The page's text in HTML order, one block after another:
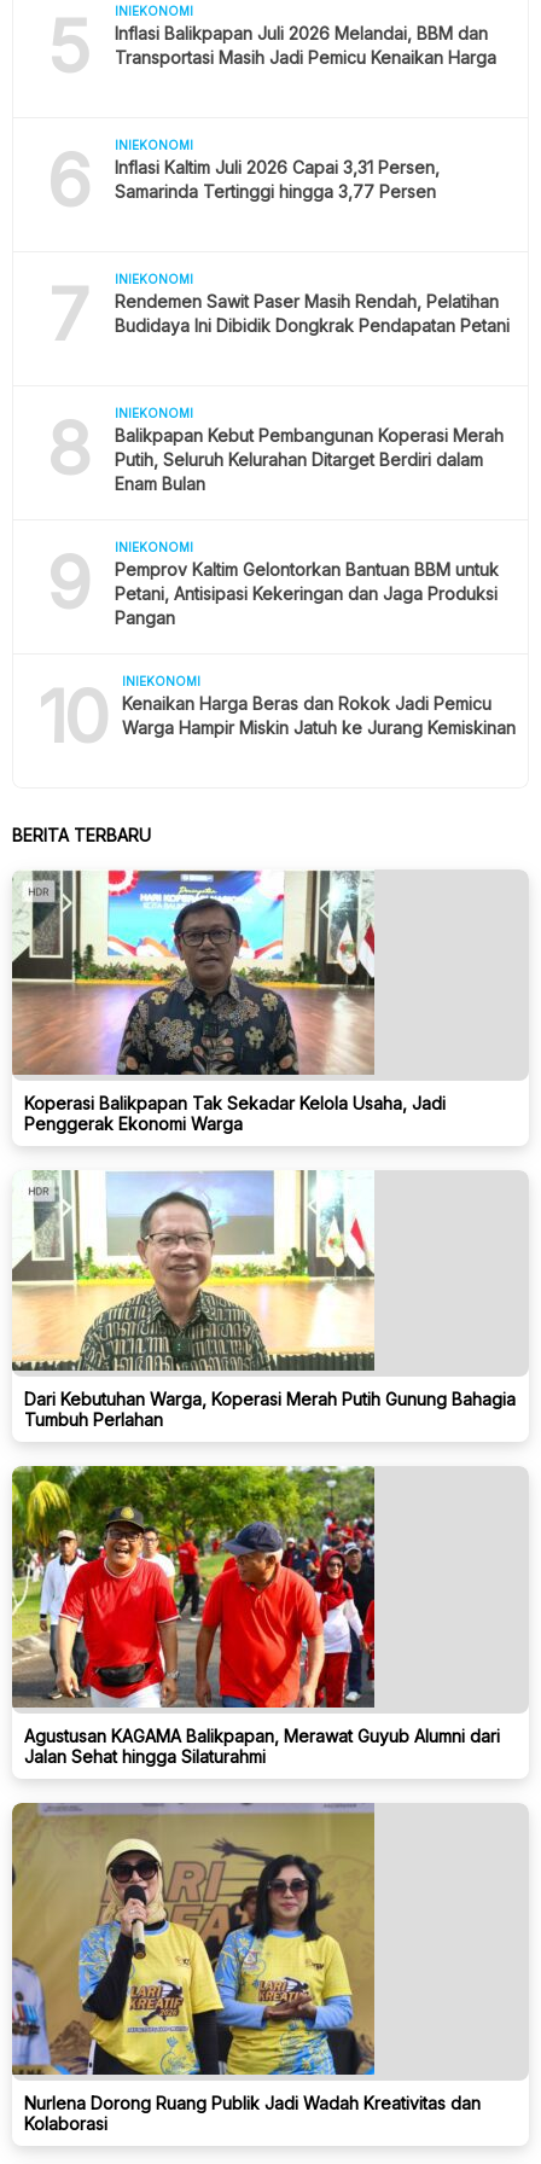
5 INIEKONOMI
Inflasi Balikpapan Juli 2026 Melandai, BBM dan
Transportasi Masih Jadi Pemicu Kenaikan Harga
6 INIEKONOMI
Inflasi Kaltim Juli 2026 Capai 3,31 Persen,
Samarinda Tertinggi hingga 3,77 Persen
7 INIEKONOMI
Rendemen Sawit Paser Masih Rendah, Pelatihan
Budidaya Ini Dibidik Dongkrak Pendapatan Petani
8 INIEKONOMI
Balikpapan Kebut Pembangunan Koperasi Merah
Putih, Seluruh Kelurahan Ditarget Berdiri dalam
Enam Bulan
9 INIEKONOMI
Pemprov Kaltim Gelontorkan Bantuan BBM untuk
Petani, Antisipasi Kekeringan dan Jaga Produksi
Pangan
10 INIEKONOMI
Kenaikan Harga Beras dan Rokok Jadi Pemicu
Warga Hampir Miskin Jatuh ke Jurang Kemiskinan
BERITA TERBARU
Koperasi Balikpapan Tak Sekadar Kelola Usaha, Jadi
Penggerak Ekonomi Warga
Dari Kebutuhan Warga, Koperasi Merah Putih Gunung Bahagia
Tumbuh Perlahan
Agustusan KAGAMA Balikpapan, Merawat Guyub Alumni dari
Jalan Sehat hingga Silaturahmi
Nurlena Dorong Ruang Publik Jadi Wadah Kreativitas dan
Kolaborasi